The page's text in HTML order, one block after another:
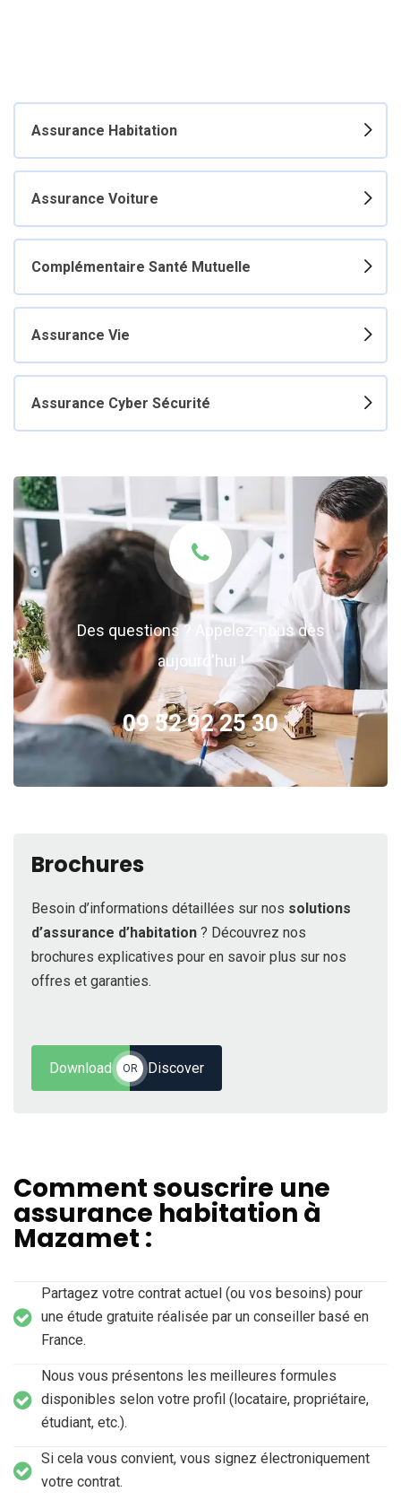
Assurance Habitation
Assurance Voiture
Complémentaire Santé Mutuelle
Assurance Vie
Assurance Cyber Sécurité
Des questions ? Appelez-nous dès
aujourd'hui !
09 52 92 25 30
Brochures
Besoin d’informations détaillées sur nos solutions
d’assurance d’habitation ? Découvrez nos
brochures explicatives pour en savoir plus sur nos
offres et garanties.
Download OR Discover
Comment souscrire une
assurance habitation à
Mazamet :
Partagez votre contrat actuel (ou vos besoins) pour
une étude gratuite réalisée par un conseiller basé en
France.
Nous vous présentons les meilleures formules
disponibles selon votre profil (locataire, propriétaire,
étudiant, etc.).
Si cela vous convient, vous signez électroniquement
votre contrat.